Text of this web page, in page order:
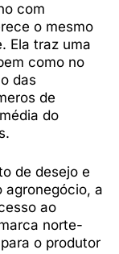
com
o mesmo
Ela traz uma
como no
das
de
do
de desejo e
agronegócio, a
ao
norte-
o produtor